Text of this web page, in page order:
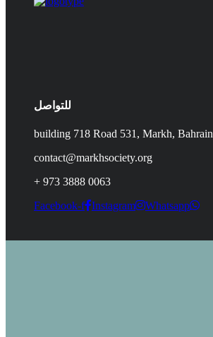
للتواصل
building 718 Road 531, Markh, Bahrain
contact@markhsociety.org
+ 973 3888 0063
Facebook-f Instagram Whatsapp